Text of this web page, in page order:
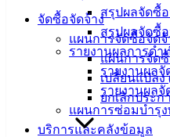
สรุปผลจัดซื้อ
สรุปผลจัดซื้
รายงานผลการดำ
รายงานผลจั
รายงานผลจั
แผนการซ่อมบำรุ
บริการและคลังข้อมูล
จัดซื้อจัดจ้าง
แผนการจัดซื้อจัดจ้
แผนการจัด
เปลี่ยนแปลง
ยกเลิกประก